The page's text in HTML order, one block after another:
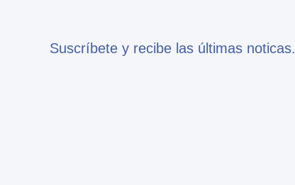
Suscríbete y recibe las últimas noticas.